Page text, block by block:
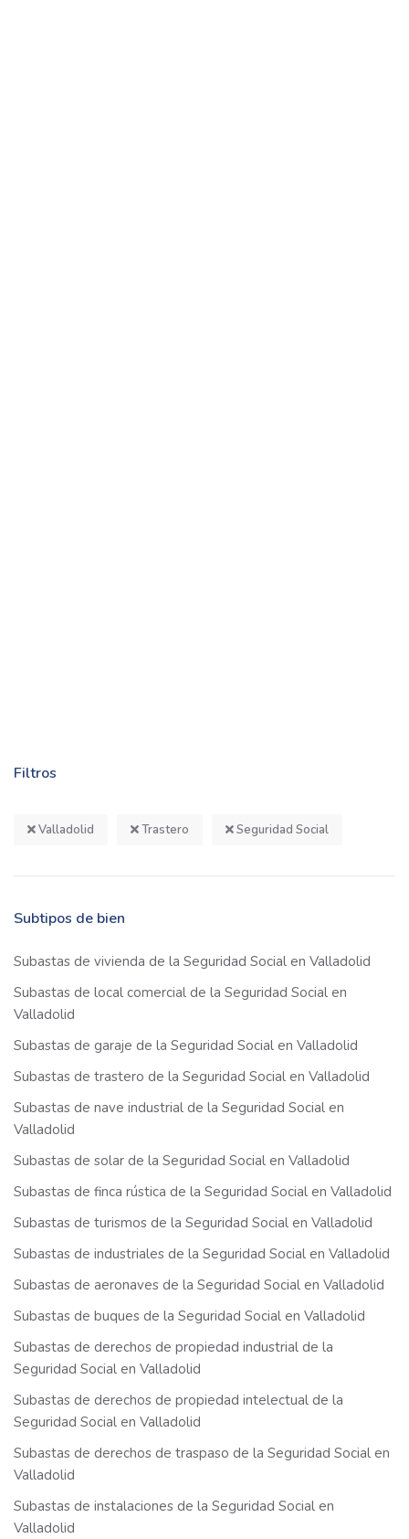
Filtros
Valladolid Trastero Seguridad Social
Subtipos de bien
Subastas de vivienda de la Seguridad Social en Valladolid
Subastas de local comercial de la Seguridad Social en
Valladolid
Subastas de garaje de la Seguridad Social en Valladolid
Subastas de trastero de la Seguridad Social en Valladolid
Subastas de nave industrial de la Seguridad Social en
Valladolid
Subastas de solar de la Seguridad Social en Valladolid
Subastas de finca rústica de la Seguridad Social en Valladolid
Subastas de turismos de la Seguridad Social en Valladolid
Subastas de industriales de la Seguridad Social en Valladolid
Subastas de aeronaves de la Seguridad Social en Valladolid
Subastas de buques de la Seguridad Social en Valladolid
Subastas de derechos de propiedad industrial de la
Seguridad Social en Valladolid
Subastas de derechos de propiedad intelectual de la
Seguridad Social en Valladolid
Subastas de derechos de traspaso de la Seguridad Social en
Valladolid
Subastas de instalaciones de la Seguridad Social en
Valladolid